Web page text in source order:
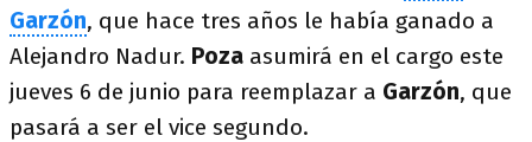
Garzón, que hace tres años le había ganado a
Alejandro Nadur. Poza asumirá en el cargo este
jueves 6 de junio para reemplazar a Garzón, que
pasará a ser el vice segundo.